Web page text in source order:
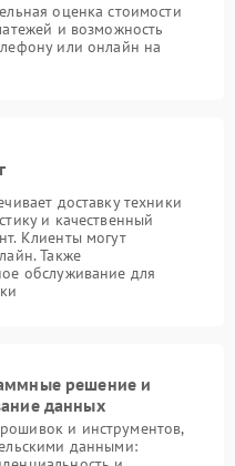
оценка стоимости
и возможность
или онлайн на
доставку техники
и качественный
Клиенты могут
Также
обслуживание для
решение и
данных
и инструментов,
данными: